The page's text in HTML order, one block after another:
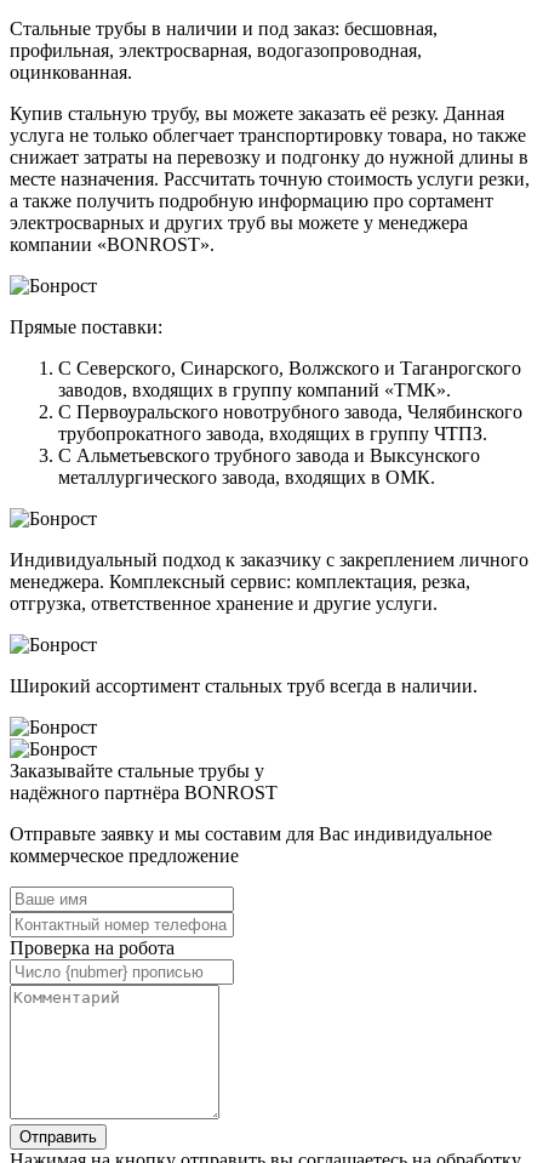
Стальные трубы в наличии и под заказ: бесшовная,
профильная, электросварная, водогазопроводная,
оцинкованная.
Купив стальную трубу, вы можете заказать её резку. Данная
услуга не только облегчает транспортировку товара, но также
снижает затраты на перевозку и подгонку до нужной длины в
месте назначения. Рассчитать точную стоимость услуги резки,
а также получить подробную информацию про сортамент
электросварных и других труб вы можете у менеджера
компании «BONROST».
Прямые поставки:
С Северского, Синарского, Волжского и Таганрогского
заводов, входящих в группу компаний «ТМК».
С Первоуральского новотрубного завода, Челябинского
трубопрокатного завода, входящих в группу ЧТПЗ.
С Альметьевского трубного завода и Выксунского
металлургического завода, входящих в ОМК.
Индивидуальный подход к заказчику с закреплением личного
менеджера. Комплексный сервис: комплектация, резка,
отгрузка, ответственное хранение и другие услуги.
Широкий ассортимент стальных труб всегда в наличии.
Заказывайте стальные трубы у
надёжного партнёра BONROST
Отправьте заявку и мы составим для Вас индивидуальное
коммерческое предложение
Проверка на робота